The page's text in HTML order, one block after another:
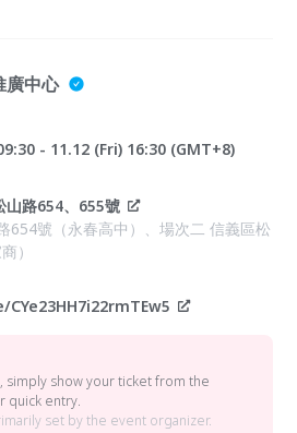
廣中心
- 11.12 (Fri) 16:30 (GMT+8)
山路654、655號
654號（永春高中）、場次二 信義區松
）
simply show your ticket from the
quick entry.
set by the event organizer.